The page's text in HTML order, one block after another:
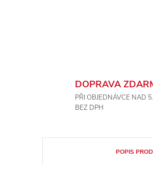
DOPRAVA
PŘI OBJEDNÁVCE NAD
BEZ DPH
POPIS